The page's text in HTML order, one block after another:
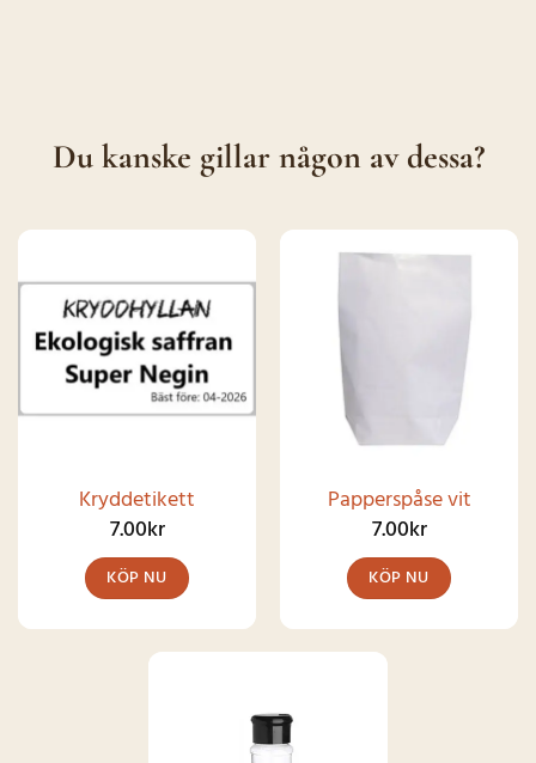
Du kanske gillar någon av dessa?
Kryddetikett
7.00kr
KÖP NU
Papperspåse vit
7.00kr
KÖP NU